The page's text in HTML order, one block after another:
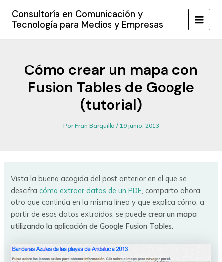
contenido
Consultoría en Comunicación y
Tecnología para Medios y Empresas
MAIN
Cómo crear un mapa con
Fusion Tables de Google
(tutorial)
PorFran Barquilla / 19 junio, 2013
Vista la buena acogida del post anterior en el que se
descifracómo extraer datos de un PDF, comparto ahora
otro que continúa en la misma línea y que explica cómo, a
partir de esos datos extraídos, se puedecrear un mapa
utilizando la aplicación de Google Fusion Tables.